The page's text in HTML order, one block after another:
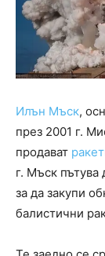
Илън Мъск,
през 2001 г.
продават
г. Мъск
за да закупи
балистични